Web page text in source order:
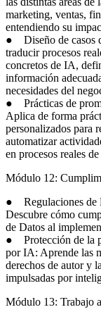
marketing, ventas,
entendiendo su
● Diseño de casos
traducir procesos
concretos de IA,
información
necesidades del
● Prácticas de
Aplica de forma
personalizados para
automatizar
en procesos reales
Módulo 12:
● Regulaciones de
Descubre cómo
de Datos al
● Protección de la
por IA: Aprende las
derechos de autor y
impulsadas por
Módulo 13: Trabajo